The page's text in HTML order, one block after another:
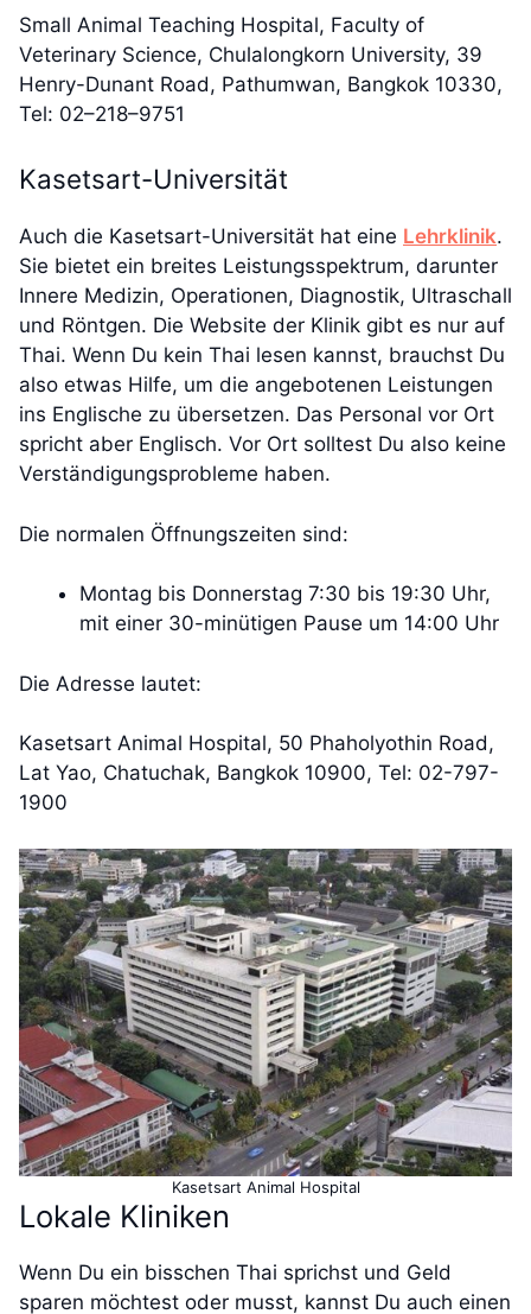
Small Animal Teaching Hospital, Faculty of
Veterinary Science, Chulalongkorn University, 39
Henry-Dunant Road, Pathumwan, Bangkok 10330,
Tel: 02–218–9751
Kasetsart-Universität
Auch die Kasetsart-Universität hat eine Lehrklinik.
Sie bietet ein breites Leistungsspektrum, darunter
Innere Medizin, Operationen, Diagnostik, Ultraschall
und Röntgen. Die Website der Klinik gibt es nur auf
Thai. Wenn Du kein Thai lesen kannst, brauchst Du
also etwas Hilfe, um die angebotenen Leistungen
ins Englische zu übersetzen. Das Personal vor Ort
spricht aber Englisch. Vor Ort solltest Du also keine
Verständigungsprobleme haben.
Die normalen Öffnungszeiten sind:
Montag bis Donnerstag 7:30 bis 19:30 Uhr,
mit einer 30-minütigen Pause um 14:00 Uhr
Die Adresse lautet:
Kasetsart Animal Hospital, 50 Phaholyothin Road,
Lat Yao, Chatuchak, Bangkok 10900, Tel: 02-797-
1900
Kasetsart Animal Hospital
Lokale Kliniken
Wenn Du ein bisschen Thai sprichst und Geld
sparen möchtest oder musst, kannst Du auch einen